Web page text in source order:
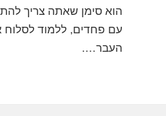
הוא סימן שאתה צריך
עם פחדים, ללמוד לסלוח
העבר….